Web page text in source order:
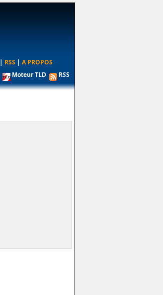
| RSS | A PROPOS
Moteur TLD RSS